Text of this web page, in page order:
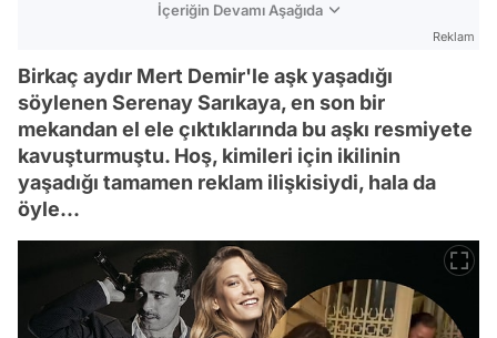
İçeriğin Devamı Aşağıda
Reklam
Birkaç aydır Mert Demir'le aşk yaşadığı
söylenen Serenay Sarıkaya, en son bir
mekandan el ele çıktıklarında bu aşkı resmiyete
kavuşturmuştu. Hoş, kimileri için ikilinin
yaşadığı tamamen reklam ilişkisiydi, hala da
öyle...